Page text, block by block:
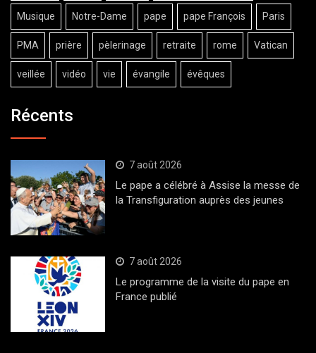
Musique Notre-Dame pape pape François Paris
PMA prière pèlerinage retraite rome Vatican
veillée vidéo vie évangile évêques
Récents
7 août 2026
Le pape a célébré à Assise la messe de
la Transfiguration auprès des jeunes
7 août 2026
Le programme de la visite du pape en
France publié